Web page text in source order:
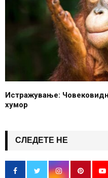
Истражување:
хумор
СЛЕДЕТЕ НЕ